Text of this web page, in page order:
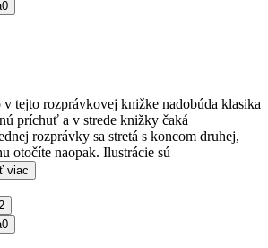
0
tejto rozprávkovej knižke nadobúda klasika
príchuť a v strede knižky čaká
rozprávky sa stretá s koncom druhej,
otočíte naopak. Ilustrácie sú
viac
2
0